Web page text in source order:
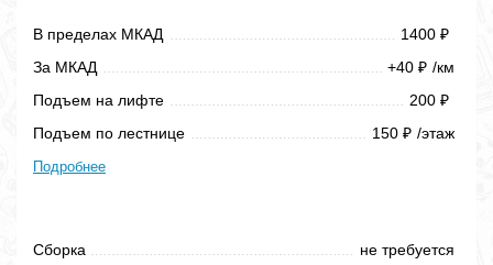
В пределах МКАД 1400 ₽
За МКАД +40 ₽ /км
Подъем на лифте
200 ₽
Подъем по лестнице 150 ₽ /этаж
Подробнее
Сборка не требуется